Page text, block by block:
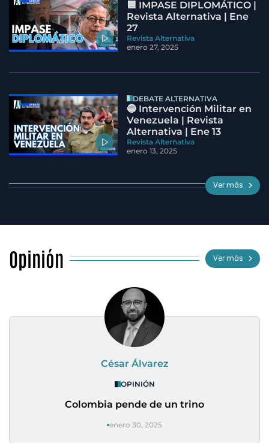
🟦 IMPASE DIPLOMÁTICO |
Revista Alternativa | Ene
27
Revista Alternativa
enero 27, 2025
DEBATE ALTERNATIVA
🔵 Intervención Militar en
Venezuela | Revista
Alternativa | Ene 13
Revista Alternativa
enero 13, 2025
Ver más
Opinión Ver más
César Álvarez
OPINIÓN
Colombia pende de un trino
enero 30, 2025